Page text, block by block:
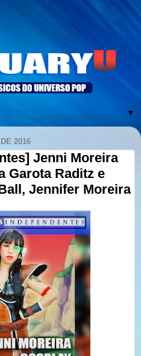
▼
2016
Jenni Moreira
Garota Raditz e
Jennifer Moreira